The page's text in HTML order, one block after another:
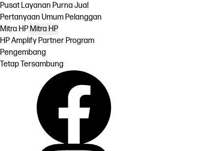
Pusat Layanan Purna Jual
Pertanyaan Umum Pelanggan
Mitra HP Mitra HP
HP Amplify Partner Program
Pengembang
Tetap Tersambung